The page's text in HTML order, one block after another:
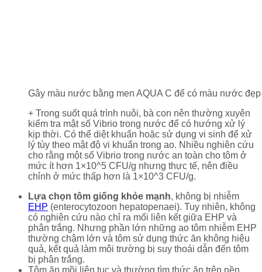
Gây màu nước bằng men AQUA C để có màu nước
+ Trong suốt quá trình nuôi, bà con nên thường xuyên
kiểm tra mật số Vibrio trong nước để có hướng xử lý
kịp thời. Có thể diệt khuẩn hoặc sử dụng vi sinh để xử
lý tùy theo mật độ vi khuẩn trong ao. Nhiều nghiên cứu
cho rằng một số Vibrio trong nước an toàn cho tôm ở
mức ít hơn 1×10^5 CFU/g nhưng thực tế, nên điều
chỉnh ở mức thấp hơn là 1×10^3 CFU/g.
Lựa chọn tôm giống khỏe mạnh, không bị nhiễm
EHP (enterocytozoon hepatopenaei). Tuy nhiên, không
có nghiên cứu nào chỉ ra mối liên kết giữa EHP và
phân trắng. Nhưng phần lớn những ao tôm nhiễm EHP
thường chậm lớn và tôm sử dụng thức ăn không hiệu
quả, kết quả làm môi trường bị suy thoái dẫn đến tôm
bị phân trắng.
Tôm ăn mồi liên tục và thường tìm thức ăn trên nền